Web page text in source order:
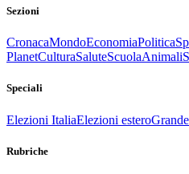
Sezioni
CronacaMondoEconomiaPolitica
PlanetCulturaSaluteScuolaAnimali
Speciali
Elezioni ItaliaElezioni estero
Rubriche